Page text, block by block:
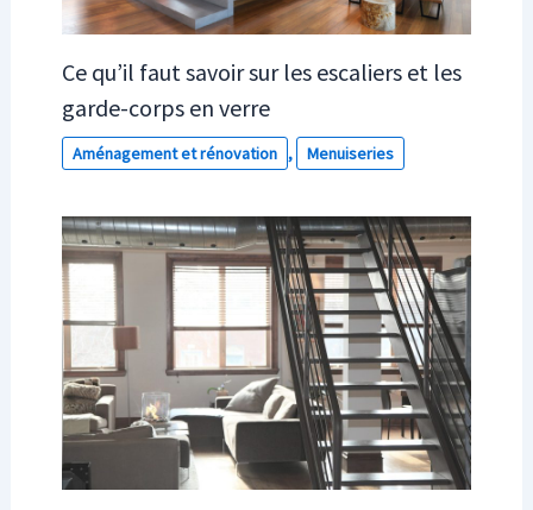
Ce qu’il faut savoir sur les escaliers et les
garde-corps en verre
Aménagement et rénovation , Menuiseries